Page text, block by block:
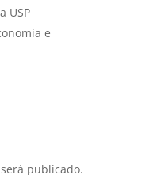
USP
e
publicado.